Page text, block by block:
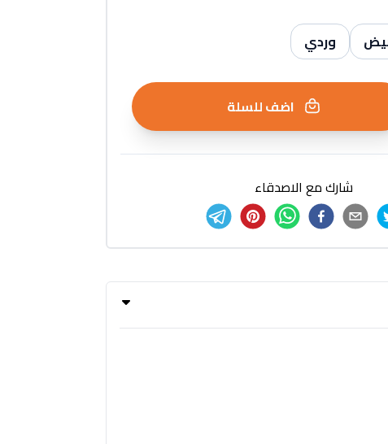
وردي
اضف للسلة
شارك مع الاصدقاء